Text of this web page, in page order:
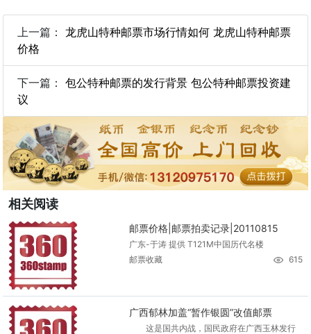
上一篇： 龙虎山特种邮票市场行情如何 龙虎山特种邮票
价格
下一篇： 包公特种邮票的发行背景 包公特种邮票投资建
议
相关阅读
邮票价格|邮票拍卖记录|20110815
广东-于涛 提供 T121M中国历代名楼
邮票收藏
615
广西郁林加盖“暂作银圆”改值邮票
这是国共内战，国民政府在广西玉林发行